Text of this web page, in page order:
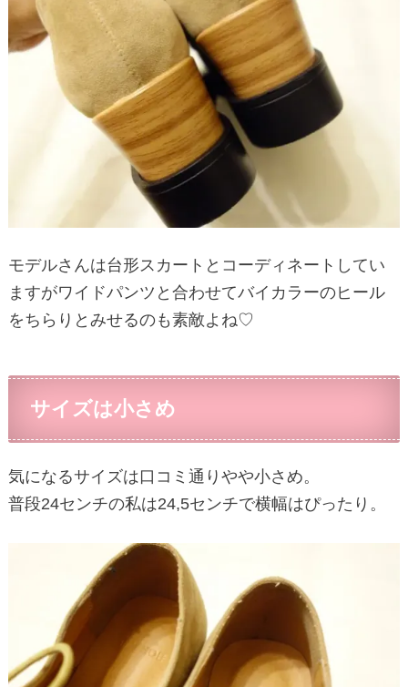
モデルさんは台形スカートとコーディネートしてい
ますがワイドパンツと合わせてバイカラーのヒール
をちらりとみせるのも素敵よね♡
サイズは小さめ
気になるサイズは口コミ通りやや小さめ。
普段24センチの私は24,5センチで横幅はぴったり。